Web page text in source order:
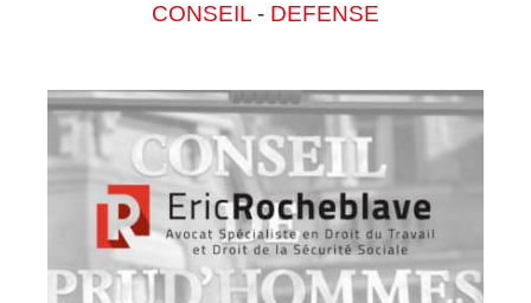
CONSEIL - DEFENSE